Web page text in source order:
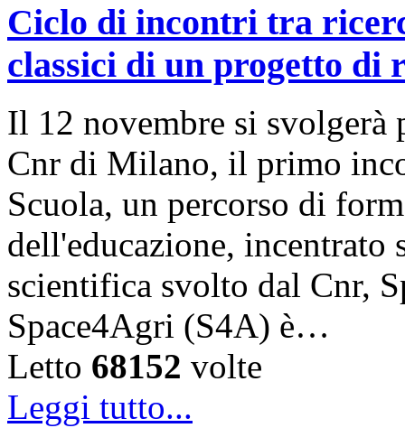
Ciclo di incontri tra
classici di un progetto di
Il 12 novembre si svolgerà
Cnr di Milano, il primo
Scuola, un percorso di
dell'educazione,
scientifica svolto dal Cnr,
Space4Agri (S4A) è…
Letto 68152 volte
Leggi tutto...